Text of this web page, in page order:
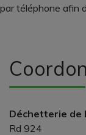
par téléphone afin
Déchetterie de
Rd 924